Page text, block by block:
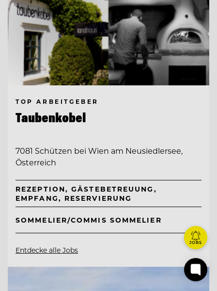
TOP ARBEITGEBER
Taubenkobel
7081 Schützen bei Wien am Neusiedlersee,
Österreich
REZEPTION, GÄSTEBETREUUNG,
EMPFANG, RESERVIERUNG
SOMMELIER/COMMIS SOMMELIER
Entdecke alle Jobs
JOBS